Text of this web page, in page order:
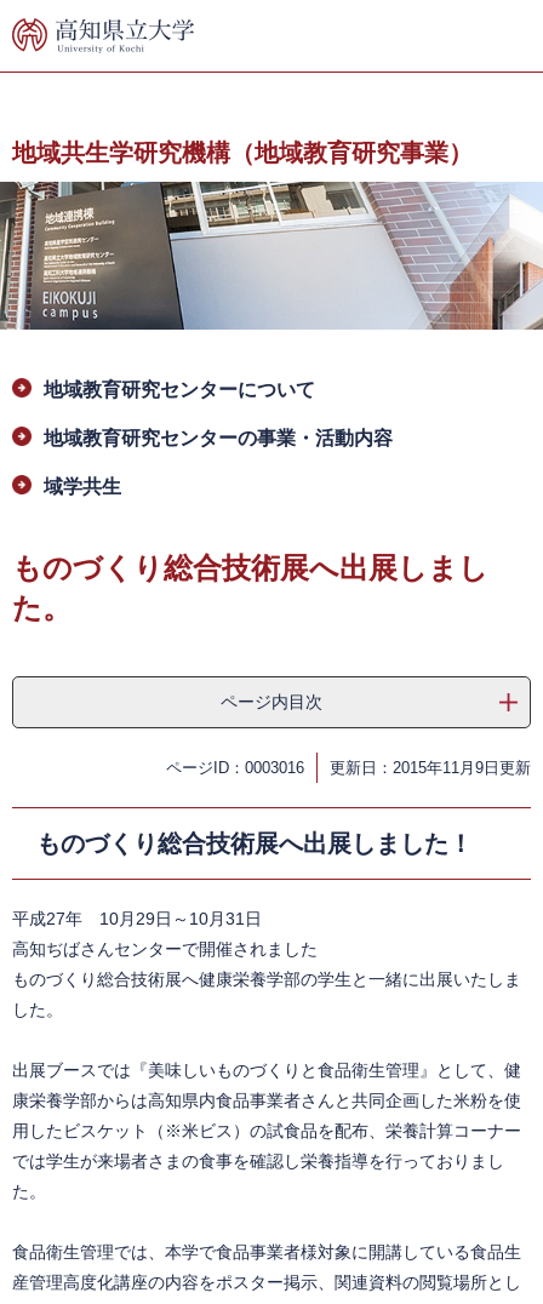
ー
頭
で
す。
ニ
飛
ば
し
て
本
文
へ
地域共生学研究機構（地域教育研究事業）
文
地域教育研究センターについて
地域教育研究センターの事業・活動内容
域学共生
ものづくり総合技術展へ出展しまし
た。
ページ内目次
ページID：0003016 更新日：2015年11月9日更新
ものづくり総合技術展へ出展しました！
平成27年 10月29日～10月31日
高知ぢばさんセンターで開催されました
ものづくり総合技術展へ健康栄養学部の学生と一緒に出展いたしま
した。
出展ブースでは『美味しいものづくりと食品衛生管理』として、健
康栄養学部からは高知県内食品事業者さんと共同企画した米粉を使
用したビスケット（※米ビス）の試食品を配布、栄養計算コーナー
では学生が来場者さまの食事を確認し栄養指導を行っておりまし
た。
食品衛生管理では、本学で食品事業者様対象に開講している食品生
産管理高度化講座の内容をポスター掲示、関連資料の閲覧場所とし